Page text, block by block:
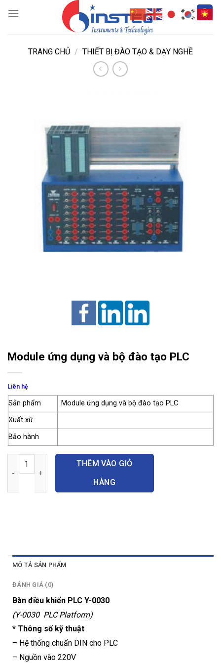
TRANG CHỦ / THIẾT BỊ ĐÀO TẠO & DẠY NGHỀ
Module ứng dụng và bộ đào tạo PLC
Liên hệ
Sản phẩm
Module ứng dụng và bộ đào tạo PLC
Xuất xứ
Bảo hành
Module ứng dụng và bộ đào tạo PLC số lượng
THÊM VÀO GIỎ
HÀNG
MÔ TẢ SẢN PHẨM
ĐÁNH GIÁ (0)
Bàn điều khiển PLC Y-0030
(Y-0030 PLC Platform)
* Thông số kỹ thuật
– Hệ thống chuẩn DIN cho PLC
– Nguồn vào 220V